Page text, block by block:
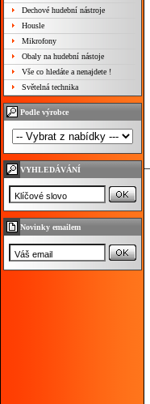
Dechové hudební nástroje
Housle
Mikrofony
Obaly na hudební nástoje
Vše co hledáte a nenajdete !
Světelná technika
Podle výrobce
VYHLEDÁVÁNÍ
Novinky emailem